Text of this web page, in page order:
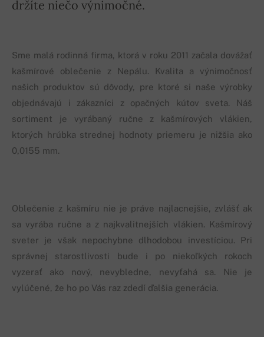
držíte niečo výnimočné.
Sme malá rodinná firma, ktorá v roku 2011 začala dovážať
kašmírové oblečenie z Nepálu. Kvalita a výnimočnosť
našich produktov sú dôvody, pre ktoré si naše výrobky
objednávajú i zákazníci z opačných kútov sveta. Náš
sortiment je vyrábaný ručne z kašmírových vlákien,
ktorých hrúbka strednej hodnoty priemeru je nižšia ako
0,0155 mm.
Oblečenie z kašmíru nie je práve najlacnejšie, zvlášť ak
sa vyrába ručne a z najkvalitnejších vlákien. Kašmírový
sveter je však nepochybne dlhodobou investíciou. Pri
správnej starostlivosti bude i po niekoľkých rokoch
vyzerať ako nový, nevybledne, nevyťahá sa. Nie je
vylúčené, že ho po Vás raz zdedí ďalšia generácia.